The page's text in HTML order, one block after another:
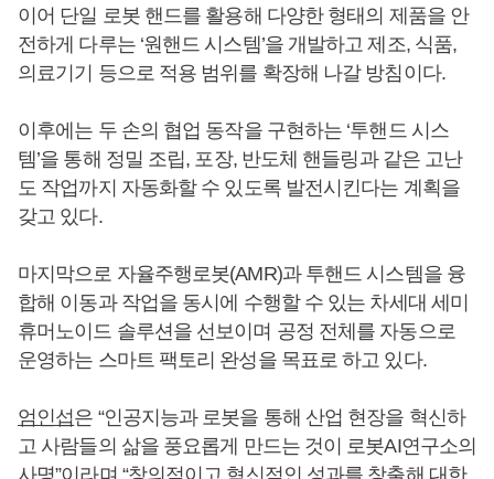
이어 단일 로봇 핸드를 활용해 다양한 형태의 제품을 안
전하게 다루는 ‘원핸드 시스템’을 개발하고 제조, 식품,
의료기기 등으로 적용 범위를 확장해 나갈 방침이다.
이후에는 두 손의 협업 동작을 구현하는 ‘투핸드 시스
템’을 통해 정밀 조립, 포장, 반도체 핸들링과 같은 고난
도 작업까지 자동화할 수 있도록 발전시킨다는 계획을
갖고 있다.
마지막으로 자율주행로봇(AMR)과 투핸드 시스템을 융
합해 이동과 작업을 동시에 수행할 수 있는 차세대 세미
휴머노이드 솔루션을 선보이며 공정 전체를 자동으로
운영하는 스마트 팩토리 완성을 목표로 하고 있다.
엄인섭은 “인공지능과 로봇을 통해 산업 현장을 혁신하
고 사람들의 삶을 풍요롭게 만드는 것이 로봇AI연구소의
사명”이라며 “창의적이고 혁신적인 성과를 창출해 대한